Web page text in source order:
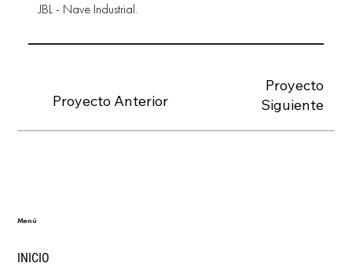
Proyecto
Siguiente
Proyecto Anterior
JBL - Nave Industrial.
INICIO
Menú